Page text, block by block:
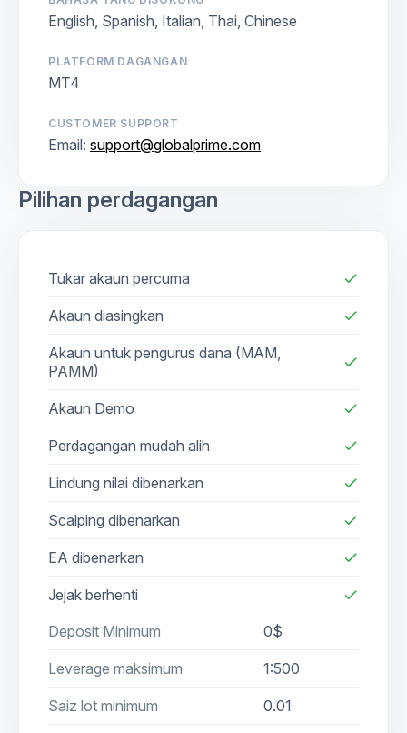
English, Spanish, Italian, Thai, Chinese
PLATFORM DAGANGAN
MT4
CUSTOMER SUPPORT
Email: support@globalprime.com
Pilihan perdagangan
Tukar akaun percuma check
Akaun diasingkan check
Akaun untuk pengurus dana (MAM,
PAMM)
check
Akaun Demo check
Perdagangan mudah alih check
Lindung nilai dibenarkan check
Scalping dibenarkan check
EA dibenarkan check
Jejak berhenti check
Deposit Minimum 0$
Leverage maksimum 1:500
Saiz lot minimum 0.01